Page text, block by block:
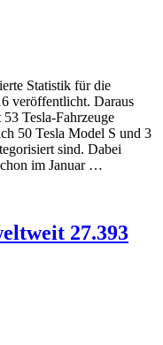
Statistik für die
veröffentlicht. Daraus
Tesla-Fahrzeuge
50 Tesla Model S und 3
sind. Dabei
im Januar …
27.393